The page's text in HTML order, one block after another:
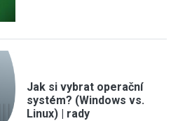
Jak si vybrat operační
systém? (Windows vs.
Linux) | rady